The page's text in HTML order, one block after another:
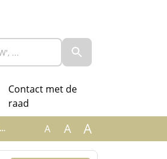
Contact met de
raad
A A A